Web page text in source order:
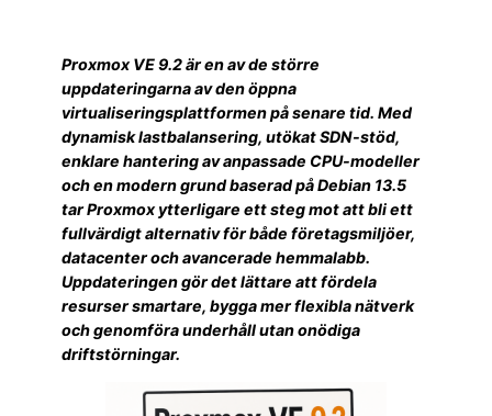
Proxmox VE 9.2 är en av de större
uppdateringarna av den öppna
virtualiseringsplattformen på senare tid. Med
dynamisk lastbalansering, utökat SDN-stöd,
enklare hantering av anpassade CPU-modeller
och en modern grund baserad på Debian 13.5
tar Proxmox ytterligare ett steg mot att bli ett
fullvärdigt alternativ för både företagsmiljöer,
datacenter och avancerade hemmalabb.
Uppdateringen gör det lättare att fördela
resurser smartare, bygga mer flexibla nätverk
och genomföra underhåll utan onödiga
driftstörningar.